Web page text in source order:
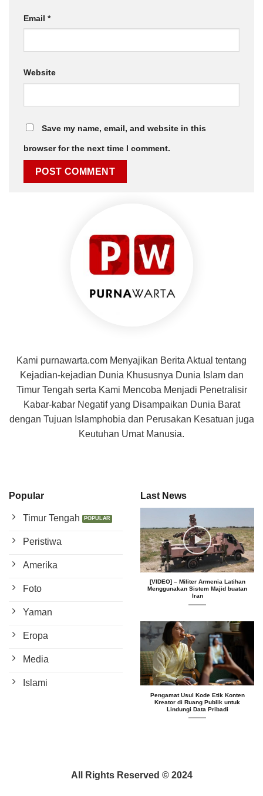
Email *
Website
Save my name, email, and website in this
browser for the next time I comment.
Kami purnawarta.com Menyajikan Berita Aktual tentang
Kejadian-kejadian Dunia Khususnya Dunia Islam dan
Timur Tengah serta Kami Mencoba Menjadi Penetralisir
Kabar-kabar Negatif yang Disampaikan Dunia Barat
dengan Tujuan Islamphobia dan Perusakan Kesatuan juga
Keutuhan Umat Manusia.
Popular
Timur Tengah
Peristiwa
Amerika
Foto
Yaman
Eropa
Media
Islami
Last News
[VIDEO] – Militer Armenia Latihan
Menggunakan Sistem Majid buatan
Iran
Pengamat Usul Kode Etik Konten
Kreator di Ruang Publik untuk
Lindungi Data Pribadi
All Rights Reserved © 2024